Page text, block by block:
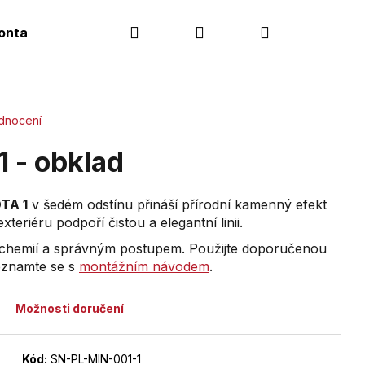
Hledat PřihlášeníNákupní
- obklad
1 v šedém odstínu přináší přírodní kamenný efekt
podpoří čistou a elegantní linii.
a správným postupem. Použijte doporučenou
se s montážním návodem.
Možnosti doručení
Kód: SN-PL-MIN-001-1